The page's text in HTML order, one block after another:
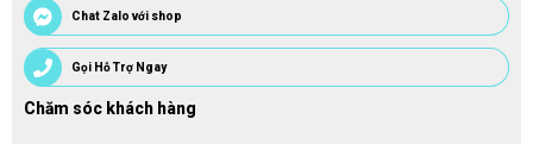
Chat Zalo với shop
Gọi Hỗ Trợ Ngay
Chăm sóc khách hàng